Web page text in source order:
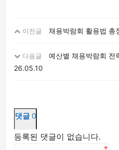
이전글 채용박람회 활용법 총
다음글
예산별 채용박람회 전
26.05.10
댓글 0
등록된 댓글이 없습니다.